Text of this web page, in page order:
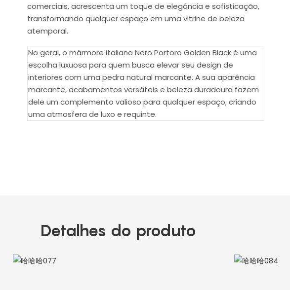
comerciais, acrescenta um toque de elegância e sofisticação,
transformando qualquer espaço em uma vitrine de beleza
atemporal.
No geral, o mármore italiano Nero Portoro Golden Black é uma
escolha luxuosa para quem busca elevar seu design de
interiores com uma pedra natural marcante. A sua aparência
marcante, acabamentos versáteis e beleza duradoura fazem
dele um complemento valioso para qualquer espaço, criando
uma atmosfera de luxo e requinte.
Detalhes do produto